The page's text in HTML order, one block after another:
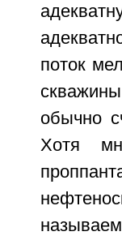
поток
обычно
Хотя